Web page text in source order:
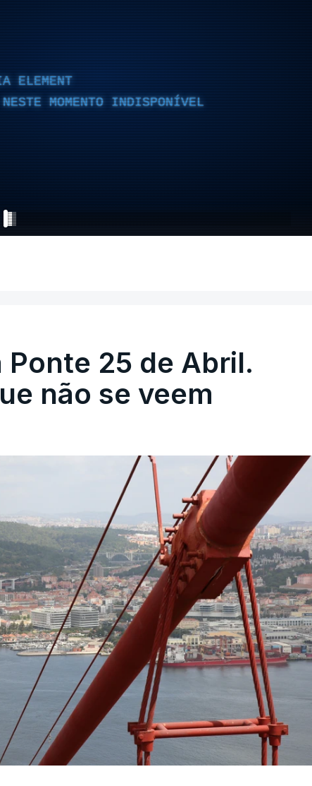
ELEMENT
MOMENTO INDISPONÍVEL
Ponte 25 de Abril.
não se veem